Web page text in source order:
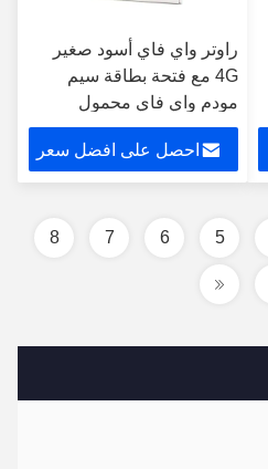
راوتر واي فاي أسود صغير
4G مع فتحة بطاقة سيم
مودم واي فاي محمول
احصل على افضل سعر
5
6
7
8